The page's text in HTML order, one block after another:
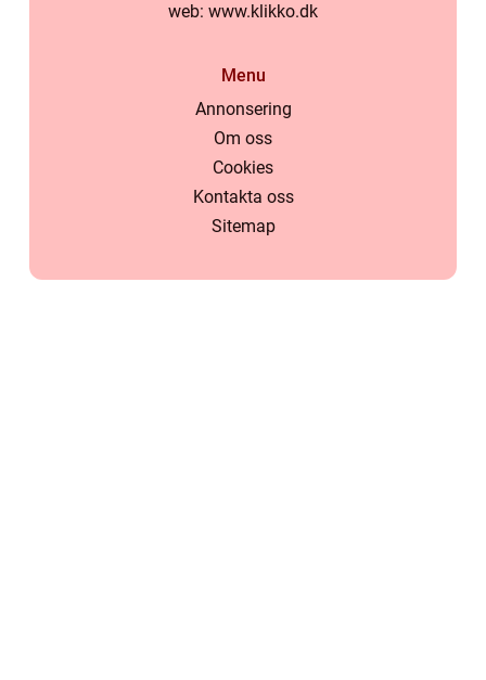
web: www.klikko.dk
Menu
Annonsering
Om oss
Cookies
Kontakta oss
Sitemap